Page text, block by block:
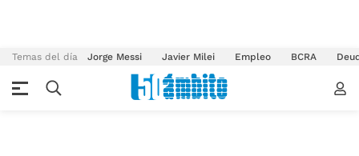
Temas del día Jorge Messi Javier Milei Empleo BCRA